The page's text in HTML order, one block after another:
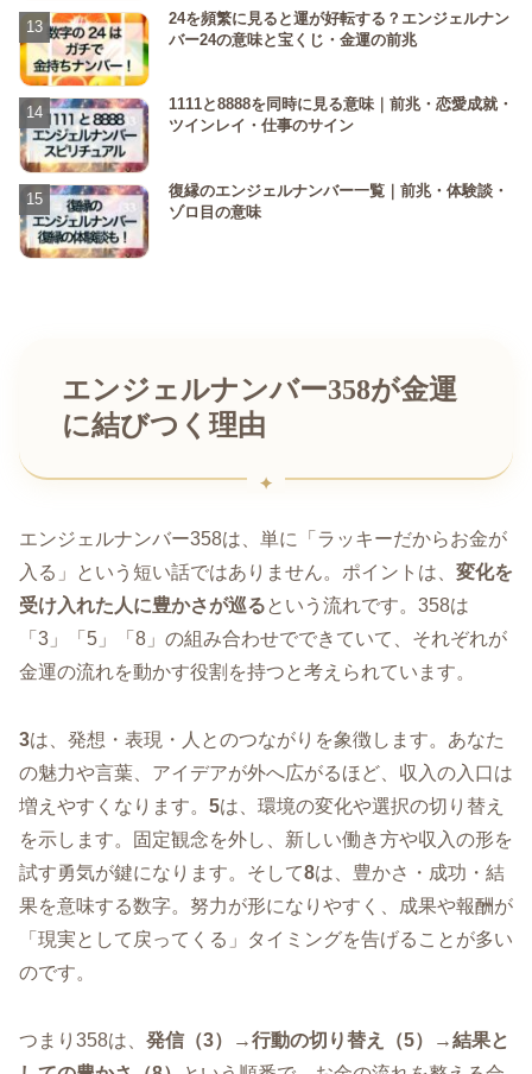
24を頻繁に見ると運が好転する？エンジェルナン
バー24の意味と宝くじ・金運の前兆
1111と8888を同時に見る意味｜前兆・恋愛成就・
ツインレイ・仕事のサイン
復縁のエンジェルナンバー一覧｜前兆・体験談・
ゾロ目の意味
エンジェルナンバー358が金運
に結びつく理由
エンジェルナンバー358は、単に「ラッキーだからお金が
入る」という短い話ではありません。ポイントは、 変化を
受け入れた人に豊かさが巡るという流れです。358は
「3」「5」「8」の組み合わせでできていて、それぞれが
金運の流れを動かす役割を持つと考えられています。
3は、発想・表現・人とのつながりを象徴します。あなた
の魅力や言葉、アイデアが外へ広がるほど、収入の入口は
増えやすくなります。 5は、環境の変化や選択の切り替え
を示します。固定観念を外し、新しい働き方や収入の形を
試す勇気が鍵になります。そして8は、豊かさ・成功・結
果を意味する数字。努力が形になりやすく、成果や報酬が
「現実として戻ってくる」タイミングを告げることが多い
のです。
つまり358は、 発信（3）→行動の切り替え（5）→結果と